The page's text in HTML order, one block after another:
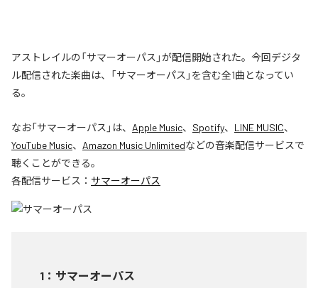
アストレイルの「サマーオーパス」が配信開始された。今回デジタ
ル配信された楽曲は、「サマーオーパス」を含む全1曲となってい
る。
なお「サマーオーパス 」は、 Apple Music、 Spotify、 LINE MUSIC、
YouTube Music、 Amazon Music Unlimitedなどの音楽配信サービスで
聴くことができる。
各配信サービス： サマーオーパス
1 ： サマーオーパス